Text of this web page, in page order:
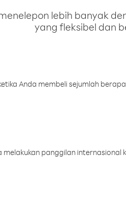
lebih banyak
yang fleksibel dan
Anda membeli sejumlah
melakukan panggilan